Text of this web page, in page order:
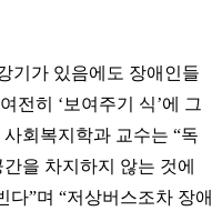
기가 있음에도 장애인들
전히 ‘ 보여주기 식’에 그
회복지학과 교수는 “독
을 차지하지 않는 것에
다”며 “저상버스조차 장애